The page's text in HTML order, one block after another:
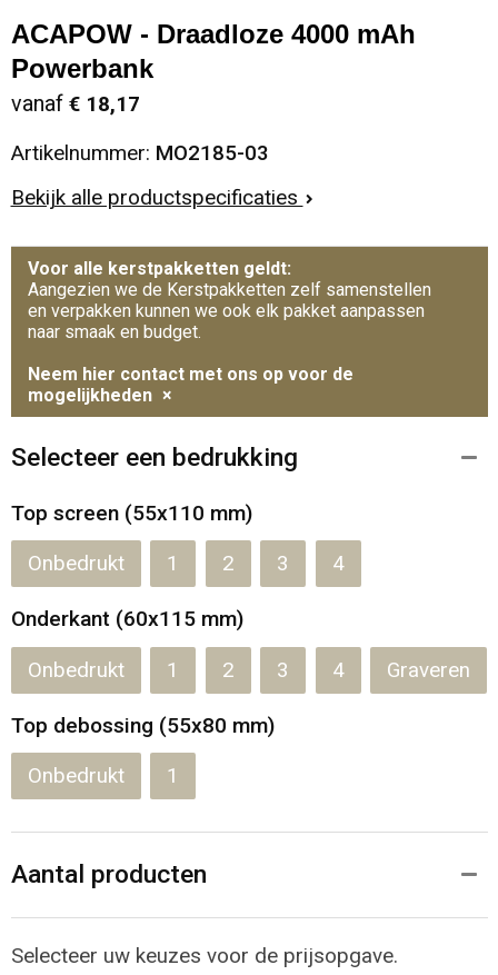
ACAPOW - Draadloze 4000 mAh
Powerbank
vanaf € 18,17
Artikelnummer: MO2185-03
Bekijk alle productspecificaties
Voor alle kerstpakketten geldt:
Aangezien we de Kerstpakketten zelf samenstellen
en verpakken kunnen we ook elk pakket aanpassen
naar smaak en budget.
Neem hier contact met ons op voor de
mogelijkheden ×
Selecteer een bedrukking
Top screen (55x110 mm)
Onbedrukt 1 2 3 4
Onderkant (60x115 mm)
Onbedrukt 1 2 3 4 Graveren
Top debossing (55x80 mm)
Onbedrukt 1
Aantal producten
Selecteer uw keuzes voor de prijsopgave.